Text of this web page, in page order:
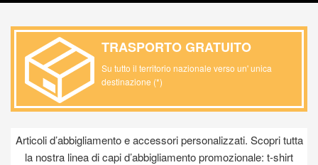
TRASPORTO GRATUITO
Su tutto il territorio nazionale verso un' unica
destinazione (*)
Articoli d’abbigliamento e accessori personalizzati. Scopri tutta
la nostra linea di capi d’abbigliamento promozionale: t-shirt